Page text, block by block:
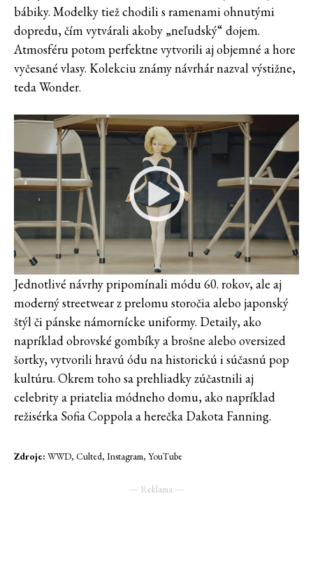
bábiky. Modelky tiež chodili s ramenami ohnutými
dopredu, čím vytvárali akoby „neľudský“ dojem.
Atmosféru potom perfektne vytvorili aj objemné a hore
vyčesané vlasy. Kolekciu známy návrhár nazval výstižne,
teda Wonder.
Jednotlivé návrhy pripomínali módu 60. rokov, ale aj
moderný streetwear z prelomu storočia alebo japonský
štýl či pánske námornícke uniformy. Detaily, ako
napríklad obrovské gombíky a brošne alebo oversized
šortky, vytvorili hravú ódu na historickú i súčasnú pop
kultúru. Okrem toho sa prehliadky zúčastnili aj
celebrity a priatelia módneho domu, ako napríklad
režisérka Sofia Coppola a herečka Dakota Fanning.
Zdroje: WWD, Culted, Instagram, YouTube
― Reklama ―